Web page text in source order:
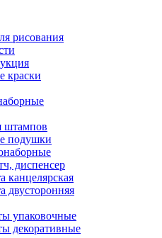
рисования
краски
штампов
подушки
диспенсер
канцелярская
двусторонняя
упаковочные
декоративные